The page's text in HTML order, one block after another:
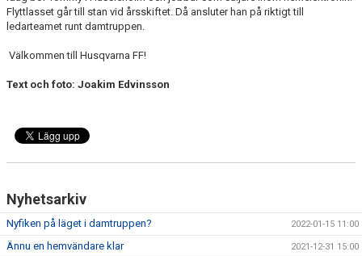
Flyttlasset går till stan vid årsskiftet. Då ansluter han på riktigt till
ledarteamet runt damtruppen.
Välkommen till Husqvarna FF!
Text och foto: Joakim Edvinsson
Nyhetsarkiv
Nyfiken på läget i damtruppen? 2022-01-15 11:00
Ännu en hemvändare klar 2021-12-31 15:00